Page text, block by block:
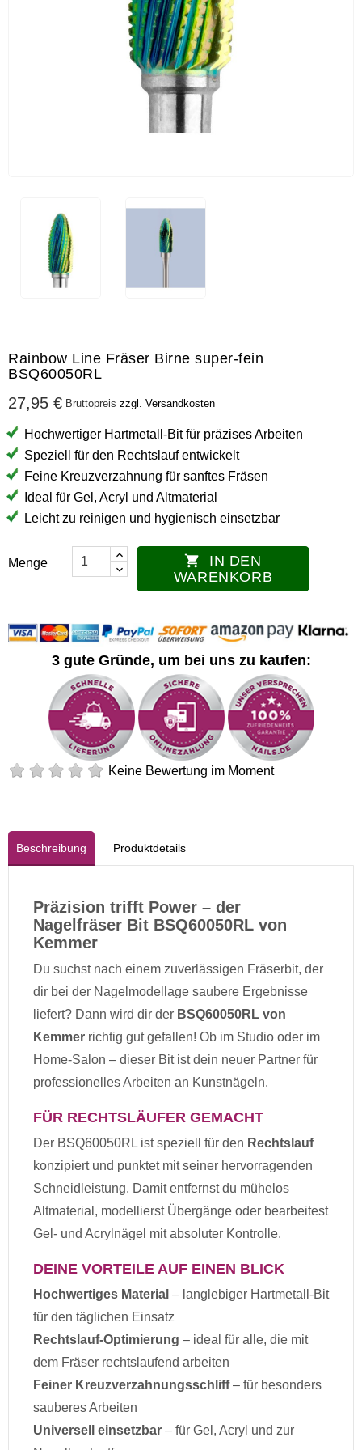
Rainbow Line Fräser Birne super-fein
BSQ60050RL
27,95 € Bruttopreis zzgl. Versandkosten
Hochwertiger Hartmetall-Bit für präzises Arbeiten
Speziell für den Rechtslauf entwickelt
Feine Kreuzverzahnung für sanftes Fräsen
Ideal für Gel, Acryl und Altmaterial
Leicht zu reinigen und hygienisch einsetzbar
Menge 
WARENKORB
3 gute Gründe, um bei uns zu kaufen:
Keine Bewertung im Moment
Beschreibung Produktdetails
Präzision trifft Power – der
Nagelfräser Bit BSQ60050RL von
Kemmer
Du suchst nach einem zuverlässigen Fräserbit, der
dir bei der Nagelmodellage saubere Ergebnisse
liefert? Dann wird dir der BSQ60050RL von
Kemmer richtig gut gefallen! Ob im Studio oder im
Home-Salon – dieser Bit ist dein neuer Partner für
professionelles Arbeiten an Kunstnägeln.
FÜR RECHTSLÄUFER GEMACHT
Der BSQ60050RL ist speziell für den Rechtslauf
konzipiert und punktet mit seiner hervorragenden
Schneidleistung. Damit entfernst du mühelos
Altmaterial, modellierst Übergänge oder bearbeitest
Gel- und Acrylnägel mit absoluter Kontrolle.
DEINE VORTEILE AUF EINEN BLICK
Hochwertiges Material – langlebiger Hartmetall-Bit
für den täglichen Einsatz
Rechtslauf-Optimierung – ideal für alle, die mit
dem Fräser rechtslaufend arbeiten
Feiner Kreuzverzahnungsschliff– für besonders
sauberes Arbeiten
Universell einsetzbar – für Gel, Acryl und zur